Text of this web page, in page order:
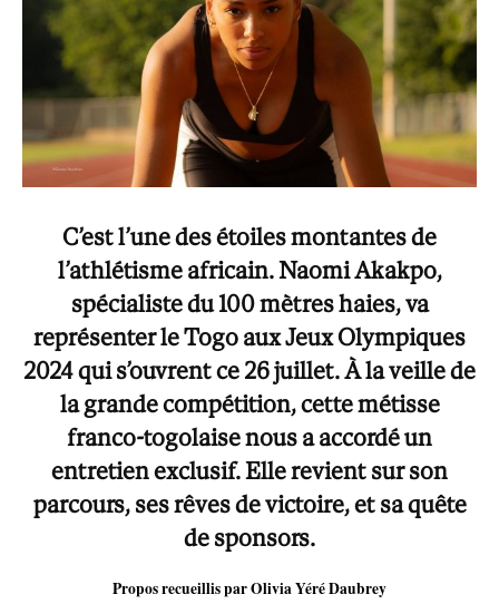
C’est l’une des étoiles montantes de
l’athlétisme africain. Naomi Akakpo,
spécialiste du 100 mètres haies, va
représenter le Togo aux Jeux Olympiques
2024 qui s’ouvrent ce 26 juillet. À la veille de
la grande compétition, cette métisse
franco-togolaise nous a accordé un
entretien exclusif. Elle revient sur son
parcours, ses rêves de victoire, et sa quête
de sponsors.
Propos recueillis par Olivia Yéré Daubrey